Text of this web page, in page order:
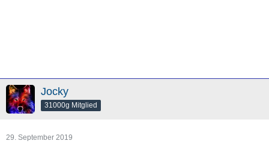
Jocky
31000g Mitglied
29. September 2019